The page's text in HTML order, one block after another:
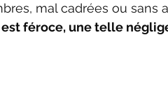
mal cadrées ou sans
féroce, une telle